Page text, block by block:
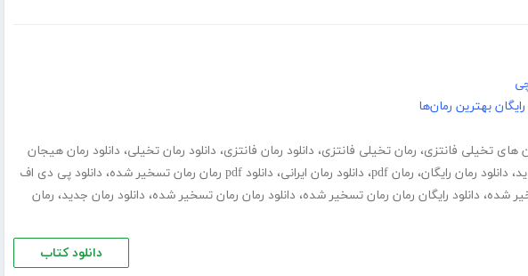
رایگان بهترین رمان‌ها
های تخیلی فانتزی، رمان تخیلی فانتزی، دانلود رمان فانتزی، دانلود رمان تخیلی، دانلود رمان هیجان
، دانلود رمان رایگان، رمان pdf ، دانلود رمان ایرانی، دانلود pdf رمان رمان تسخیر شده ، دانلود پی دی اف
شده، دانلود رایگان رمان رمان تسخیر شده، دانلود رمان رمان تسخیر شده، دانلود رمان جدید، رمان
دانلود کتاب